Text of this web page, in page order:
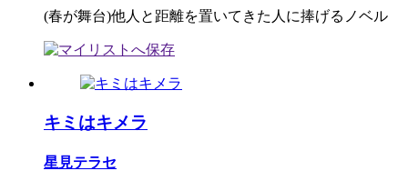
(春が舞台)他人と距離を置いてきた人に捧げるノベル
キミはキメラ
星見テラセ